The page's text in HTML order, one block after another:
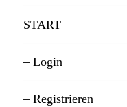
START
– Login
– Registrieren